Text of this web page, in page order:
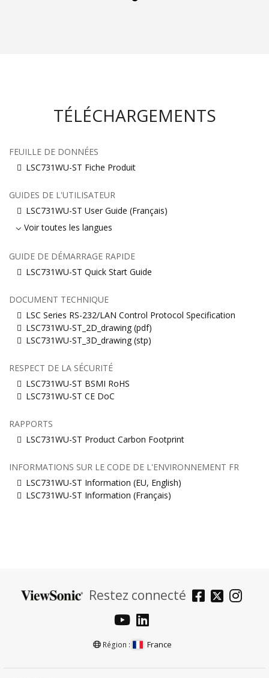
TÉLÉCHARGEMENTS
FEUILLE DE DONNÉES
LSC731WU-ST Fiche Produit
GUIDES DE L'UTILISATEUR
LSC731WU-ST User Guide (Français)
Voir toutes les langues
GUIDE DE DÉMARRAGE RAPIDE
LSC731WU-ST Quick Start Guide
DOCUMENT TECHNIQUE
LSC Series RS-232/LAN Control Protocol Specification
LSC731WU-ST_2D_drawing (pdf)
LSC731WU-ST_3D_drawing (stp)
RESPECT DE LA SÉCURITÉ
LSC731WU-ST BSMI RoHS
LSC731WU-ST CE DoC
RAPPORTS
LSC731WU-ST Product Carbon Footprint
INFORMATIONS SUR LE CODE DE L'ENVIRONNEMENT FR
LSC731WU-ST Information (EU, English)
LSC731WU-ST Information (Français)
Restez connecté
Région : France